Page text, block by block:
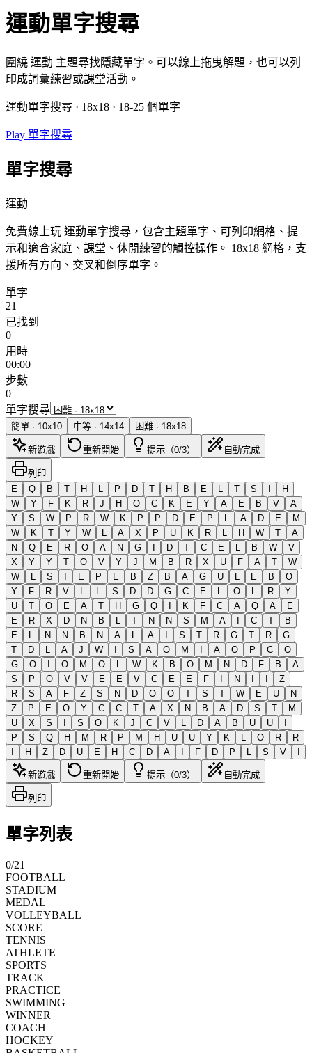
運動單字搜尋
圍繞 運動 主題尋找隱藏單字。可以線上拖曳解題，也可以列
印成詞彙練習或課堂活動。
運動單字搜尋 · 18x18 · 18-25 個單字
Play 單字搜尋
單字搜尋
運動
免費線上玩 運動單字搜尋，包含主題單字、可列印網格、提
示和適合家庭、課堂、休閒練習的觸控操作。 18x18 網格，支
援所有方向、交叉和倒序單字。
單字
21
已找到
0
用時
00:00
步數
0
單字搜尋
簡單 · 10x10 中等 · 14x14 困難 · 18x18
新遊戲 重新開始 提示（0/3） 自動完成
列印
E
Q B T H L P D T H B E L T S I
H
W
Y F K R J H O C K E Y A E B V
A
Y
S W P R W K P P D E P L A D E
M
W
K T Y W L A X P U K R L H W T
A
N
Q E R O A N G I D T C E L B W
V
X
Y Y T O V Y J M B R X U F A T
W
W
L S I E P E B Z B A G U L E B
O
Y
F R V L L S D D G C E L O L R
Y
U
T O E A T H G Q I K F C A Q A
E
E
R X D N B L T N N S M A I C T
B
E
L N N B N A L A I S T R G T R
G
T
D L A J W I S A O M I A O P C
O
G
O I O M O L W K B O M N D F B
A
S
P O V V E E V C E E F I N I I
Z
R
S A F Z S N D O O T S T W E U
N
Z
P E O Y C C T A X N B A D S T
M
U
X S I S O K J C V L D A B U U
I
P
S Q H M R P M H U U Y K L O R
R
I
H Z D U E H C D A I F D P L S V I
新遊戲 重新開始 提示（0/3） 自動完成
列印
單字列表
0/21
FOOTBALL
STADIUM
MEDAL
VOLLEYBALL
SCORE
TENNIS
ATHLETE
SPORTS
TRACK
PRACTICE
SWIMMING
WINNER
COACH
HOCKEY